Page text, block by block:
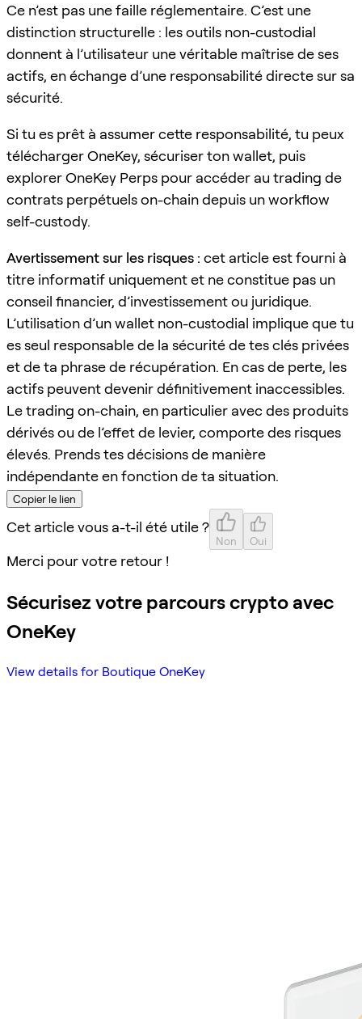
Ce n’est pas une faille réglementaire. C’est une
distinction structurelle : les outils non-custodial
donnent à l’utilisateur une véritable maîtrise de ses
actifs, en échange d’une responsabilité directe sur sa
sécurité.
Si tu es prêt à assumer cette responsabilité, tu peux
télécharger OneKey, sécuriser ton wallet, puis
explorer OneKey Perps pour accéder au trading de
contrats perpétuels on-chain depuis un workflow
self-custody.
Avertissement sur les risques : cet article est fourni à
titre informatif uniquement et ne constitue pas un
conseil financier, d’investissement ou juridique.
L’utilisation d’un wallet non-custodial implique que tu
es seul responsable de la sécurité de tes clés privées
et de ta phrase de récupération. En cas de perte, les
actifs peuvent devenir définitivement inaccessibles.
Le trading on-chain, en particulier avec des produits
dérivés ou de l’effet de levier, comporte des risques
élevés. Prends tes décisions de manière
indépendante en fonction de ta situation.
Copier le lien
Cet article vous a-t-il été utile ?
Non Oui
Merci pour votre retour !
Sécurisez votre parcours crypto avec
OneKey
View details for Boutique OneKey